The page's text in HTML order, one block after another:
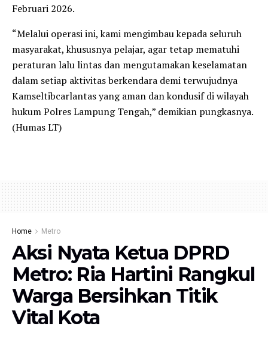
Februari 2026.
“Melalui operasi ini, kami mengimbau kepada seluruh
masyarakat, khususnya pelajar, agar tetap mematuhi
peraturan lalu lintas dan mengutamakan keselamatan
dalam setiap aktivitas berkendara demi terwujudnya
Kamseltibcarlantas yang aman dan kondusif di wilayah
hukum Polres Lampung Tengah,” demikian pungkasnya.
(Humas LT)
Home Metro
Aksi Nyata Ketua DPRD
Metro: Ria Hartini Rangkul
Warga Bersihkan Titik
Vital Kota